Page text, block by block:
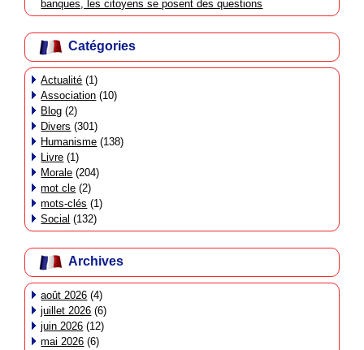
banques, les citoyens se posent des questions
Catégories
Actualité (1)
Association (10)
Blog (2)
Divers (301)
Humanisme (138)
Livre (1)
Morale (204)
mot cle (2)
mots-clés (1)
Social (132)
Archives
août 2026 (4)
juillet 2026 (6)
juin 2026 (12)
mai 2026 (6)